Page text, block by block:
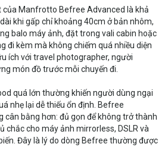
của Manfrotto Befree Advanced là khả
khi gấp chỉ khoảng 40cm ở bản nhôm,
balo máy ảnh, đặt trong vali cabin hoặc
đi kèm mà không chiếm quá nhiều diện
ích với travel photographer, người
món đồ trước mỗi chuyến đi.
quá lớn thường khiến người dùng ngại
nhẹ lại dễ thiếu ổn định. Befree
cân bằng hơn: đủ gọn để không trở thành
chắc cho máy ảnh mirrorless, DSLR và
Đây là lý do dòng Befree thường được